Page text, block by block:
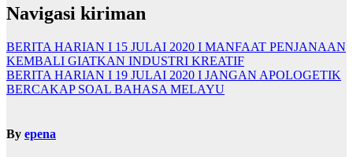
Navigasi kiriman
BERITA HARIAN I 15 JULAI 2020 I MANFAAT PENJANAAN
KEMBALI GIATKAN INDUSTRI KREATIF
BERITA HARIAN I 19 JULAI 2020 I JANGAN APOLOGETIK
BERCAKAP SOAL BAHASA MELAYU
By epena